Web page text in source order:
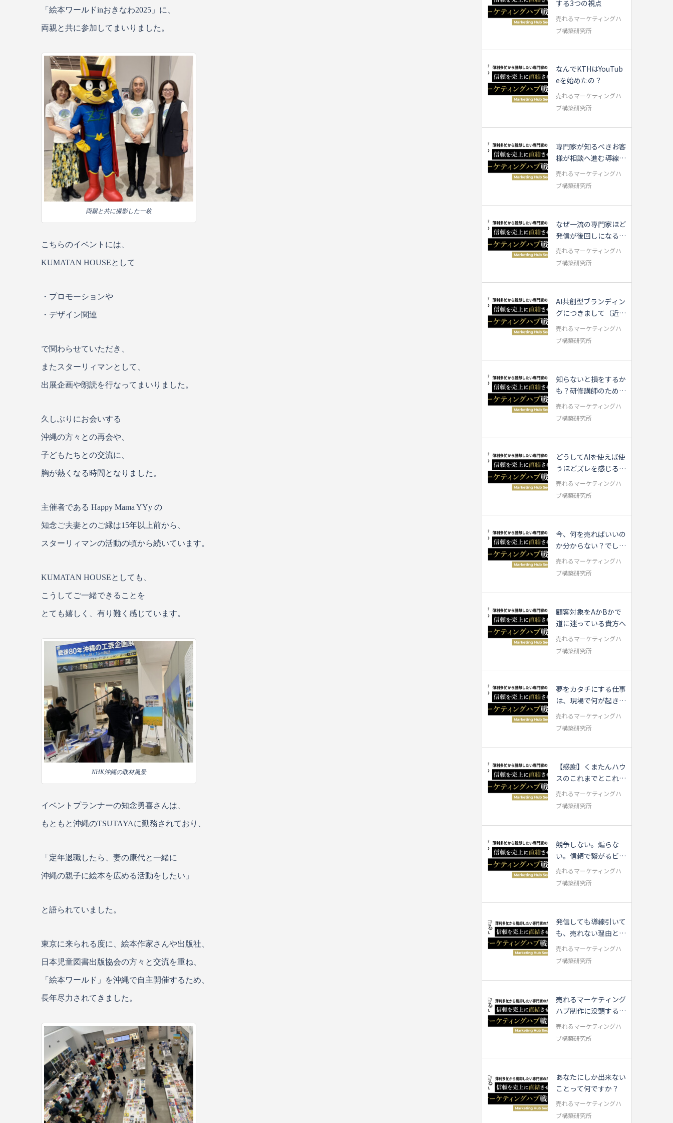
「絵本ワールドinおきなわ2025」に、
両親と共に参加してまいりました。
両親と共に撮影した一枚
こちらのイベントには、
KUMATAN HOUSEとして
・プロモーションや
・デザイン関連
で関わらせていただき、
またスターリィマンとして、
出展企画や朗読を行なってまいりました。
久しぶりにお会いする
沖縄の方々との再会や、
子どもたちとの交流に、
胸が熱くなる時間となりました。
主催者である Happy Mama YYy の
知念ご夫妻とのご縁は15年以上前から、
スターリィマンの活動の頃から続いています。
KUMATAN HOUSEとしても、
こうしてご一緒できることを
とても嬉しく、有り難く感じています。
NHK沖縄の取材風景
イベントプランナーの知念勇喜さんは、
もともと沖縄のTSUTAYAに勤務されており、
「定年退職したら、妻の康代と一緒に
沖縄の親子に絵本を広める活動をしたい」
と語られていました。
東京に来られる度に、絵本作家さんや出版社、
日本児童図書出版協会の方々と交流を重ね、
「絵本ワールド」を沖縄で自主開催するため、
長年尽力されてきました。
する3つの視点
売れるマーケティングハ
ブ構築研究所
なんでKTHはYouTub
eを始めたの？
売れるマーケティングハ
ブ構築研究所
専門家が知るべきお客
様が相談へ進む導線の
流れ
売れるマーケティングハ
ブ構築研究所
なぜ一流の専門家ほど
発信が後回しになるの
か？
売れるマーケティングハ
ブ構築研究所
AI共創型ブランディン
グにつきまして（近況
報告）
売れるマーケティングハ
ブ構築研究所
知らないと損をするか
も？研修講師のための
AI活用3つのTips
売れるマーケティングハ
ブ構築研究所
どうしてAIを使えば使
うほどズレを感じるの
か？
売れるマーケティングハ
ブ構築研究所
今、何を売ればいいの
か分からない？でした
ら…
売れるマーケティングハ
ブ構築研究所
顧客対象をAかBかで
道に迷っている貴方へ
売れるマーケティングハ
ブ構築研究所
夢をカタチにする仕事
は、現場で何が起きて
いるのか
売れるマーケティングハ
ブ構築研究所
【感謝】くまたんハウ
スのこれまでとこれか
ら・・・
売れるマーケティングハ
ブ構築研究所
競争しない。煽らな
い。信頼で繋がるビジ
ネスの話
売れるマーケティングハ
ブ構築研究所
発信しても導線引いて
も、売れない理由と
は？成果につな...
売れるマーケティングハ
ブ構築研究所
売れるマーケティング
ハブ制作に没頭する中
で・・・
売れるマーケティングハ
ブ構築研究所
あなたにしか出来ない
ことって何ですか？
売れるマーケティングハ
ブ構築研究所